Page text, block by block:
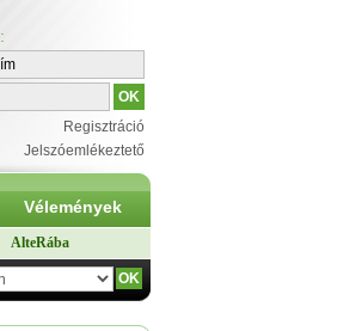
:
Regisztráció
Jelszóemlékeztető
Vélemények
AlteRába